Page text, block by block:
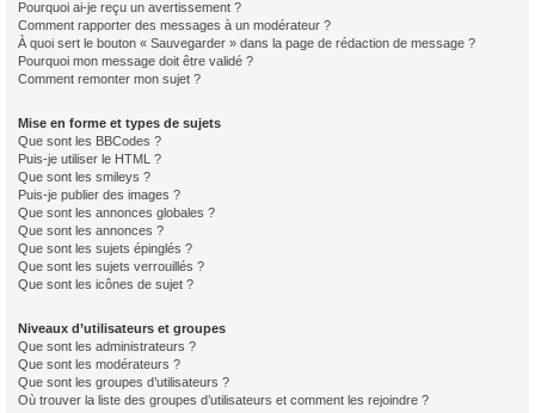
Pourquoi ai-je reçu un avertissement ?
Comment rapporter des messages à un modérateur ?
À quoi sert le bouton « Sauvegarder » dans la page de rédaction de message ?
Pourquoi mon message doit être validé ?
Comment remonter mon sujet ?
Mise en forme et types de sujets
Que sont les BBCodes ?
Puis-je utiliser le HTML ?
Que sont les smileys ?
Puis-je publier des images ?
Que sont les annonces globales ?
Que sont les annonces ?
Que sont les sujets épinglés ?
Que sont les sujets verrouillés ?
Que sont les icônes de sujet ?
Niveaux d’utilisateurs et groupes
Que sont les administrateurs ?
Que sont les modérateurs ?
Que sont les groupes d’utilisateurs ?
Où trouver la liste des groupes d’utilisateurs et comment les rejoindre ?